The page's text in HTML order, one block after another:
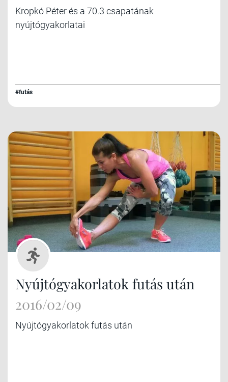
Kropkó Péter és a 70.3 csapatának
nyújtógyakorlatai
#futás
Nyújtógyakorlatok futás után
2016/02/09
Nyújtógyakorlatok futás után